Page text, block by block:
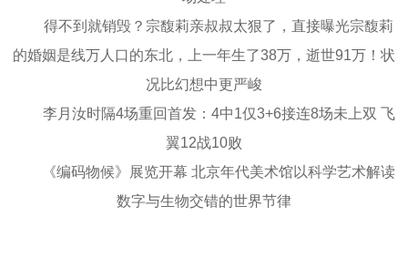
得不到就销毁？宗馥莉亲叔叔太狠了，直接曝光宗馥莉
的婚姻是线万人口的东北，上一年生了38万，逝世91万！状
况比幻想中更严峻
李月汝时隔4场重回首发：4中1仅3+6接连8场未上双 飞
翼12战10败
《编码物候》展览开幕 北京年代美术馆以科学艺术解读
数字与生物交错的世界节律